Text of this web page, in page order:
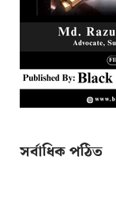
সর্বাধিক পঠিত